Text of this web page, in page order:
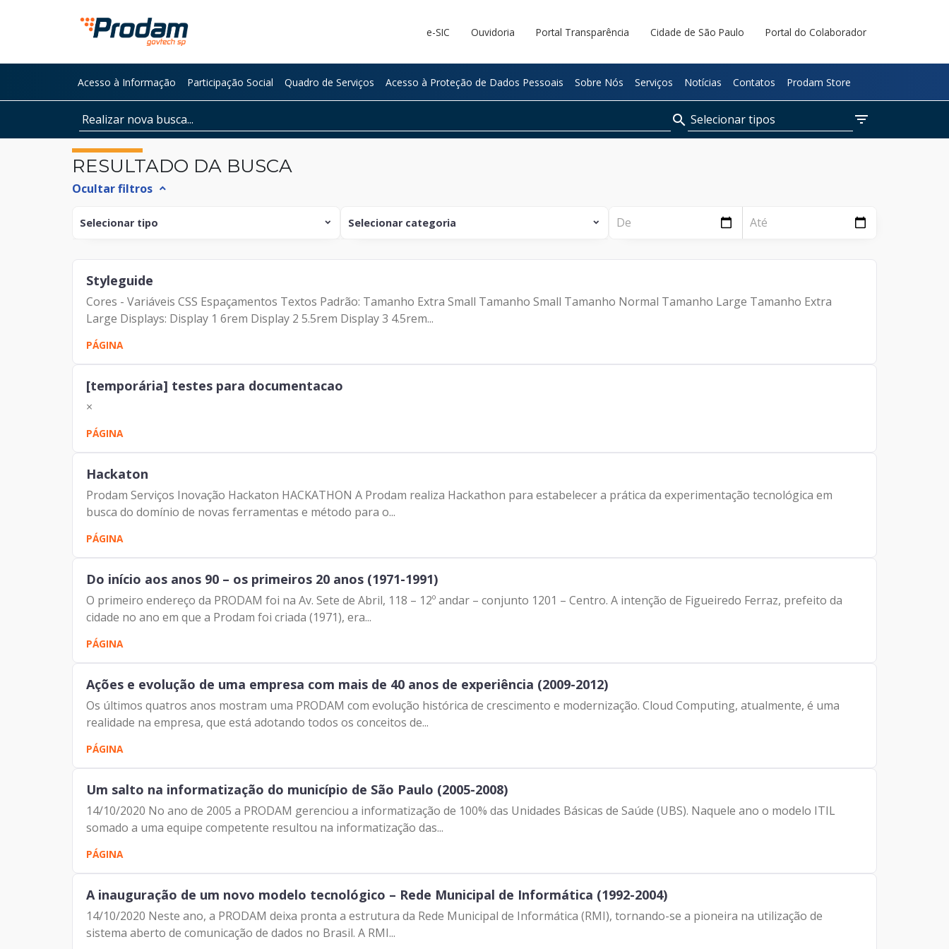
Pular para o Conteúdo principal
e-SIC Ouvidoria Portal Transparência Cidade de São Paulo Portal do Colaborador
Acesso à Informação Participação Social Quadro de Serviços Acesso à Proteção de Dados Pessoais Sobre Nós Serviços Notícias Contatos Prodam Store
search Selecionar tipos filter_list
Documentos
RESULTADO DA BUSCA
Ocultar filtros expand_less
Selecionar tipo expand_more
Documento
Página
Notícia
Selecionar categoria expand_more
NOTÍCIA
Tecnologia
Reconhecimento
Styleguide
Cores - Variáveis CSS Espaçamentos Textos Padrão: Tamanho Extra Small Tamanho Small Tamanho Normal Tamanho Large Tamanho Extra
Large Displays: Display 1 6rem Display 2 5.5rem Display 3 4.5rem...
PÁGINA
[temporária] testes para documentacao
×
PÁGINA
Hackaton
Prodam Serviços Inovação Hackaton HACKATHON A Prodam realiza Hackathon para estabelecer a prática da experimentação tecnológica em
busca do domínio de novas ferramentas e método para o...
PÁGINA
Do início aos anos 90 – os primeiros 20 anos (1971-1991)
O primeiro endereço da PRODAM foi na Av. Sete de Abril, 118 – 12º andar – conjunto 1201 – Centro. A intenção de Figueiredo Ferraz, prefeito da
cidade no ano em que a Prodam foi criada (1971), era...
PÁGINA
Ações e evolução de uma empresa com mais de 40 anos de experiência (2009-2012)
Os últimos quatros anos mostram uma PRODAM com evolução histórica de crescimento e modernização. Cloud Computing, atualmente, é uma
realidade na empresa, que está adotando todos os conceitos de...
PÁGINA
Um salto na informatização do município de São Paulo (2005-2008)
14/10/2020 No ano de 2005 a PRODAM gerenciou a informatização de 100% das Unidades Básicas de Saúde (UBS). Naquele ano o modelo ITIL
somado a uma equipe competente resultou na informatização das...
PÁGINA
A inauguração de um novo modelo tecnológico – Rede Municipal de Informática (1992-2004)
14/10/2020 Neste ano, a PRODAM deixa pronta a estrutura da Rede Municipal de Informática (RMI), tornando-se a pioneira na utilização de
sistema aberto de comunicação de dados no Brasil. A RMI...